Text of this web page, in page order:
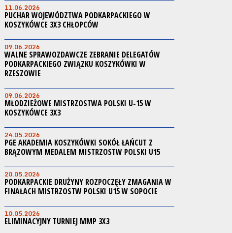
11.06.2026
PUCHAR WOJEWÓDZTWA PODKARPACKIEGO W
KOSZYKÓWCE 3X3 CHŁOPCÓW
09.06.2026
WALNE SPRAWOZDAWCZE ZEBRANIE DELEGATÓW
PODKARPACKIEGO ZWIĄZKU KOSZYKÓWKI W
RZESZOWIE
09.06.2026
MŁODZIEŻOWE MISTRZOSTWA POLSKI U-15 W
KOSZYKÓWCE 3X3
24.05.2026
PGE AKADEMIA KOSZYKÓWKI SOKÓŁ ŁAŃCUT Z
BRĄZOWYM MEDALEM MISTRZOSTW POLSKI U15
20.05.2026
PODKARPACKIE DRUŻYNY ROZPOCZĘŁY ZMAGANIA W
FINAŁACH MISTRZOSTW POLSKI U15 W SOPOCIE
10.05.2026
ELIMINACYJNY TURNIEJ MMP 3X3